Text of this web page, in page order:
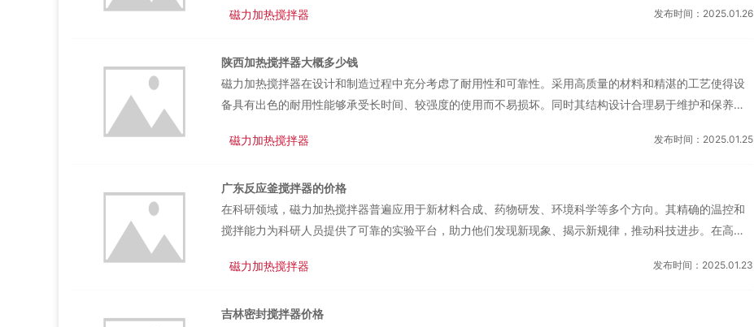
融入了多重安全保护措施。如过热自动断电、干烧保护、防溅设计等，有效防止了因操作不当或设备故障
保证实验结果的准确性。云南加热型磁力搅拌器生产厂家磁力加热搅拌器采用高质量的制造材料和精湛的
工艺制造而成，具有出色的耐用性。即使在长时间、较强...
磁力加热搅拌器 发布时间：2025.01.26
陕西加热搅拌器大概多少钱
磁力加热搅拌器在设计和制造过程中充分考虑了耐用性和可靠性。采用高质量的材料和精湛的工艺使得设
备具有出色的耐用性能够承受长时间、较强度的使用而不易损坏。同时其结构设计合理易于维护和保养使
进行提供了坚实的后盾。为了满足不同领域和不同类型实验的需求，磁力加热搅拌器通常具备多种功能扩
安装温度探头、冷凝回流装置等附件以实现更复杂的实验操作。这种多功能扩展性使得磁力加热搅拌器在
科研领域具有普遍的应用前景和灵活性。磁力加热搅拌...
磁力加热搅拌器 发布时间：2025.01.25
广东反应釜搅拌器的价格
在科研领域，磁力加热搅拌器普遍应用于新材料合成、药物研发、环境科学等多个方向。其精确的温控和
搅拌能力为科研人员提供了可靠的实验平台，助力他们发现新现象、揭示新规律，推动科技进步。在高等
观地了解化学反应过程，掌握实验技能，培养严谨的科学态度和创新思维。同时，设备的直观操作界面也
的价格为了方便用户进行日常清洁和维护，磁力加热搅拌器的外壳多采用耐腐蚀、易清洁的材料制成，同
磁力加热搅拌器 发布时间：2025.01.23
吉林密封搅拌器价格